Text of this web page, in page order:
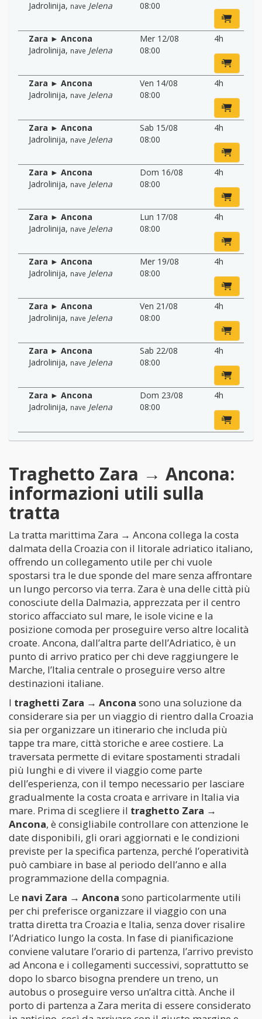
Jadrolinija, nave Jelena
08:00
Zara ► Ancona
Jadrolinija, nave Jelena
Mer 12/08
08:00
4h
Zara ► Ancona
Jadrolinija, nave Jelena
Ven 14/08
08:00
4h
Zara ► Ancona
Jadrolinija, nave Jelena
Sab 15/08
08:00
4h
Zara ► Ancona
Jadrolinija, nave Jelena
Dom 16/08
08:00
4h
Zara ► Ancona
Jadrolinija, nave Jelena
Lun 17/08
08:00
4h
Zara ► Ancona
Jadrolinija, nave Jelena
Mer 19/08
08:00
4h
Zara ► Ancona
Jadrolinija, nave Jelena
Ven 21/08
08:00
4h
Zara ► Ancona
Jadrolinija, nave Jelena
Sab 22/08
08:00
4h
Zara ► Ancona
Jadrolinija, nave Jelena
Dom 23/08
08:00
4h
Traghetto Zara → Ancona:
informazioni utili sulla
tratta
La tratta marittima Zara → Ancona collega la costa
dalmata della Croazia con il litorale adriatico italiano,
offrendo un collegamento utile per chi vuole
spostarsi tra le due sponde del mare senza affrontare
un lungo percorso via terra. Zara è una delle città più
conosciute della Dalmazia, apprezzata per il centro
storico affacciato sul mare, le isole vicine e la
posizione comoda per proseguire verso altre località
croate. Ancona, dall’altra parte dell’Adriatico, è un
punto di arrivo pratico per chi deve raggiungere le
Marche, l’Italia centrale o proseguire verso altre
destinazioni italiane.
I traghetti Zara → Ancona sono una soluzione da
considerare sia per un viaggio di rientro dalla Croazia
sia per organizzare un itinerario che includa più
tappe tra mare, città storiche e aree costiere. La
traversata permette di evitare spostamenti stradali
più lunghi e di vivere il viaggio come parte
dell’esperienza, con il tempo necessario per lasciare
gradualmente la costa croata e arrivare in Italia via
mare. Prima di scegliere il traghetto Zara →
Ancona, è consigliabile controllare con attenzione le
date disponibili, gli orari aggiornati e le condizioni
previste per la specifica partenza, perché l’operatività
può cambiare in base al periodo dell’anno e alla
programmazione della compagnia.
Le navi Zara → Ancona sono particolarmente utili
per chi preferisce organizzare il viaggio con una
tratta diretta tra Croazia e Italia, senza dover risalire
l’Adriatico lungo la costa. In fase di pianificazione
conviene valutare l’orario di partenza, l’arrivo previsto
ad Ancona e i collegamenti successivi, soprattutto se
dopo lo sbarco bisogna prendere un treno, un
autobus o proseguire verso un’altra città. Anche il
porto di partenza a Zara merita di essere considerato